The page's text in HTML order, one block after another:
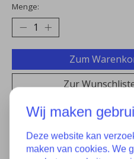
Menge:
Zum
Zur
Zum Vergleich hinzufügen
Wij maken
Deze website kan
maken van cookies. We